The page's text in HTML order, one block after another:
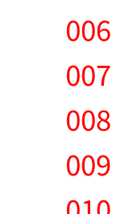
006
007
008
009